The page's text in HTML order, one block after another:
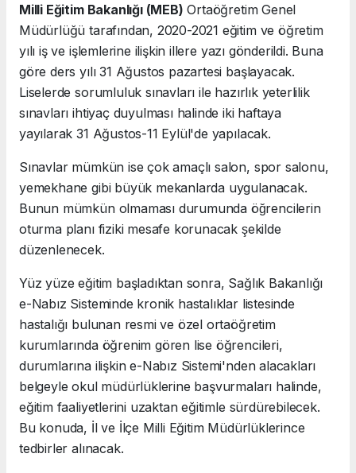
Milli Eğitim Bakanlığı (MEB) Ortaöğretim Genel
Müdürlüğü tarafından, 2020-2021 eğitim ve öğretim
yılı iş ve işlemlerine ilişkin illere yazı gönderildi. Buna
göre ders yılı 31 Ağustos pazartesi başlayacak.
Liselerde sorumluluk sınavları ile hazırlık yeterlilik
sınavları ihtiyaç duyulması halinde iki haftaya
yayılarak 31 Ağustos-11 Eylül'de yapılacak.
Sınavlar mümkün ise çok amaçlı salon, spor salonu,
yemekhane gibi büyük mekanlarda uygulanacak.
Bunun mümkün olmaması durumunda öğrencilerin
oturma planı fiziki mesafe korunacak şekilde
düzenlenecek.
Yüz yüze eğitim başladıktan sonra, Sağlık Bakanlığı
e-Nabız Sisteminde kronik hastalıklar listesinde
hastalığı bulunan resmi ve özel ortaöğretim
kurumlarında öğrenim gören lise öğrencileri,
durumlarına ilişkin e-Nabız Sistemi'nden alacakları
belgeyle okul müdürlüklerine başvurmaları halinde,
eğitim faaliyetlerini uzaktan eğitimle sürdürebilecek.
Bu konuda, İl ve İlçe Milli Eğitim Müdürlüklerince
tedbirler alınacak.